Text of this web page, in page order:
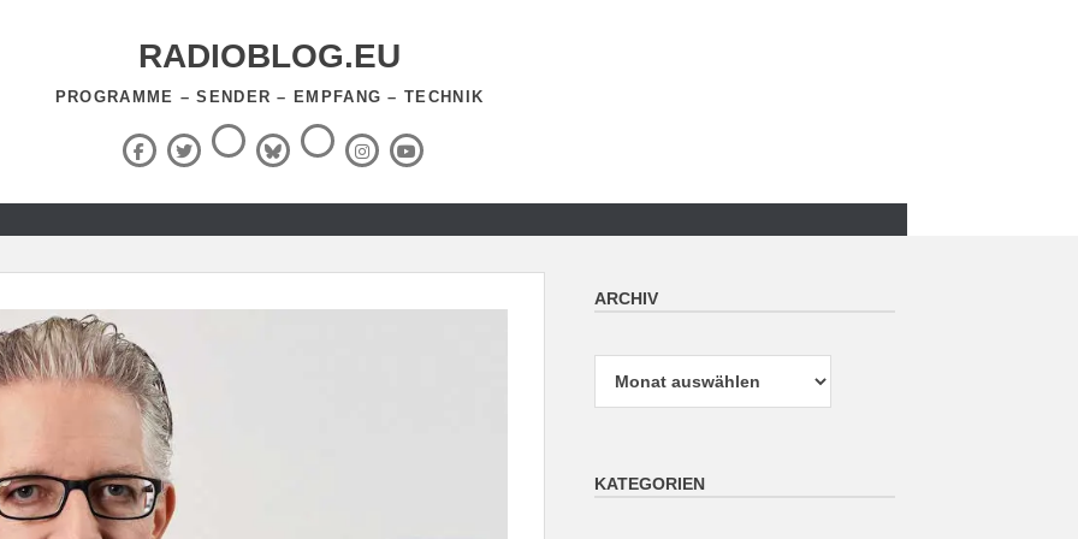
RADIOBLOG.EU
PROGRAMME – SENDER – EMPFANG – TECHNIK
Facebook
X
(Twitter)
ThreadsBlueSky
RSS-
Feed InstagramYouTube
ARCHIV
KATEGORIEN